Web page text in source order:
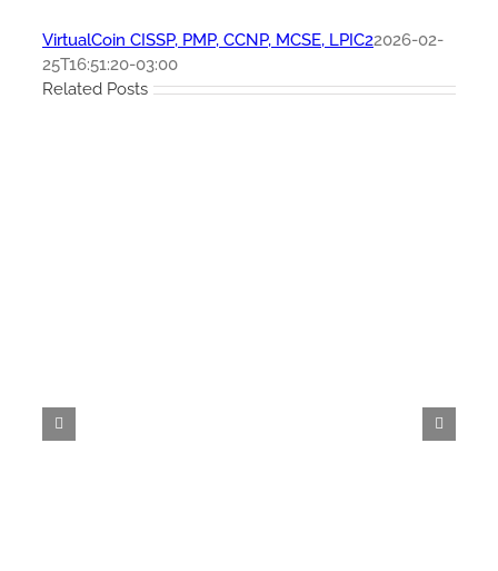
VirtualCoin CISSP, PMP, CCNP, MCSE, LPIC22026-02-
25T16:51:20-03:00
Related Posts